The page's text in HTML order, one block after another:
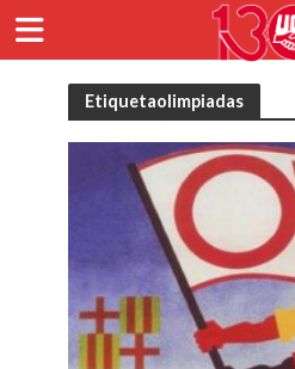
Etiquetaolimpiadas